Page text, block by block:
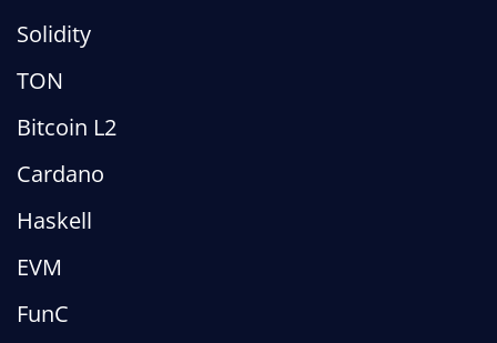
Solidity
TON
Bitcoin L2
Cardano
Haskell
EVM
FunC